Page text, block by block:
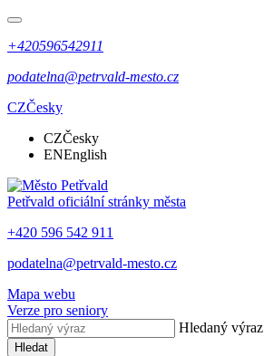
+420596542911
podatelna@petrvald-mesto.cz
CZČesky
CZČesky
ENEnglish
Petřvald oficiální stránky města
+420 596 542 911
podatelna@petrvald-mesto.cz
Mapa webu
Verze pro seniory
Hledaný výraz
Hledat